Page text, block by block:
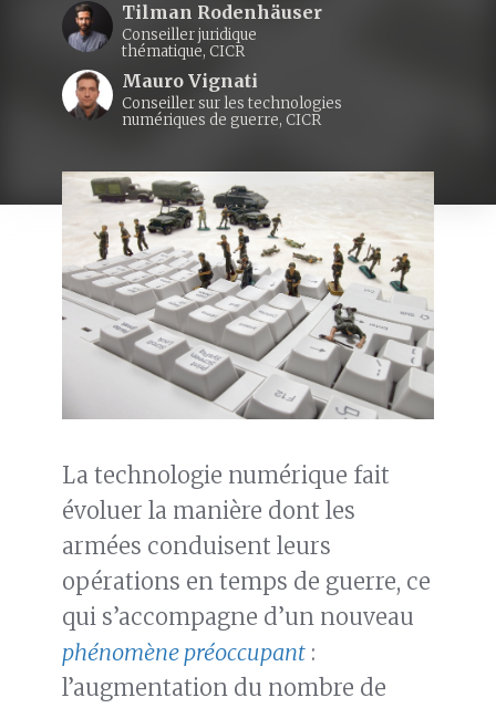
Tilman Rodenhäuser
Conseiller juridique
thématique, CICR
Mauro Vignati
Conseiller sur les technologies
numériques de guerre, CICR
La technologie numérique fait
évoluer la manière dont les
armées conduisent leurs
opérations en temps de guerre, ce
qui s’accompagne d’un nouveau
phénomène préoccupant :
l’augmentation du nombre de